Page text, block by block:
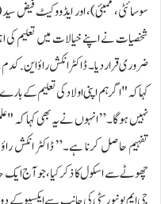
سوسائٹی، ممبئی)، اور ایڈووکیٹ فیض
شخصیات نے اپنے خیالات میں تعلیم کی
ضروری قرار دیا۔ ڈاکٹر انکش راؤ
کہا کہ "اگر ہم اپنی اولاد کی تعلیم کے
نہیں ہوگا۔” انہوں نے یہ بھی کہا کہ
چھوٹے سے اسکول کا ذکر کیا، جو آج ایک